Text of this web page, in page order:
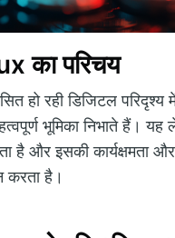
का परिचय
हो रही डिजिटल परिदृश्य
भूमिका निभाते हैं।
है और इसकी कार्यक्षमता
करता है।